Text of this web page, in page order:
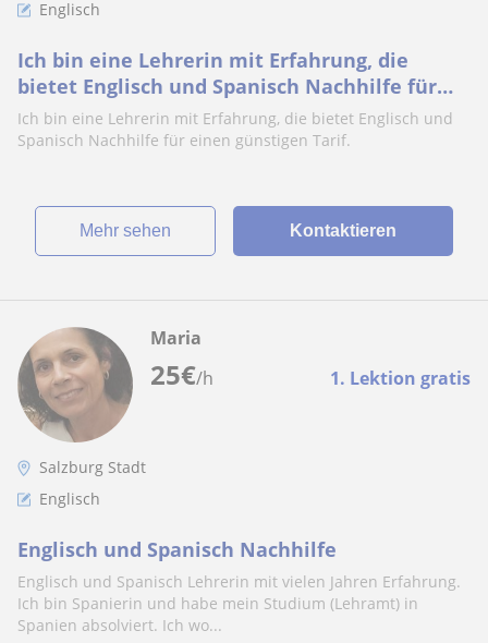
Englisch
Ich bin eine Lehrerin mit Erfahrung, die
bietet Englisch und Spanisch Nachhilfe für
einen günstigen Tarif
Ich bin eine Lehrerin mit Erfahrung, die bietet Englisch und
Spanisch Nachhilfe für einen günstigen Tarif.
Mehr sehen Kontaktieren
25€/h 1. Lektion gratis
Maria
Salzburg Stadt
Englisch
Englisch und Spanisch Nachhilfe
Englisch und Spanisch Lehrerin mit vielen Jahren Erfahrung.
Ich bin Spanierin und habe mein Studium (Lehramt) in
Spanien absolviert. Ich wo...